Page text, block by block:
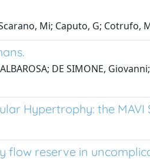
Mi; Caputo, G; Cotrufo,
DE SIMONE,
Hypertrophy: the MAVI
flow reserve in